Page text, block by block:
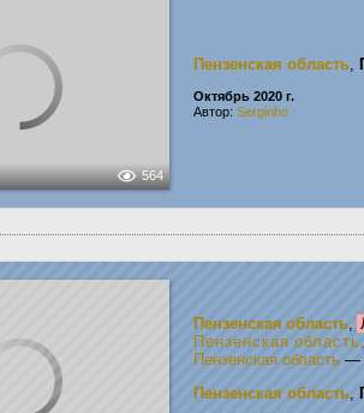
564
Пензенская область,
Октябрь 2020 г.
Автор: Serginho
Пензенская область,
Пензенская область
Пензенская область —
Пензенская область,